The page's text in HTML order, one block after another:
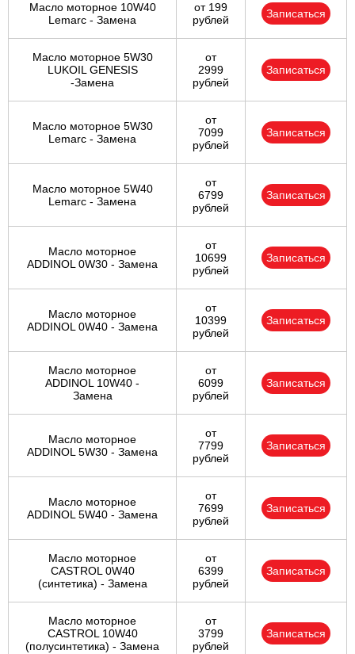
Масло моторное 10W40
Lemarc - Замена
от 199
рублей
Записаться
Масло моторное 5W30
LUKOIL GENESIS
-Замена
от
2999
рублей
Записаться
Масло моторное 5W30
Lemarc - Замена
от
7099
рублей
Записаться
Масло моторное 5W40
Lemarc - Замена
от
6799
рублей
Записаться
Масло моторное
ADDINOL 0W30 - Замена
от
10699
рублей
Записаться
Масло моторное
ADDINOL 0W40 - Замена
от
10399
рублей
Записаться
Масло моторное
ADDINOL 10W40 -
Замена
от
6099
рублей
Записаться
Масло моторное
ADDINOL 5W30 - Замена
от
7799
рублей
Записаться
Масло моторное
ADDINOL 5W40 - Замена
от
7699
рублей
Записаться
Масло моторное
CASTROL 0W40
(синтетика) - Замена
от
6399
рублей
Записаться
Масло моторное
CASTROL 10W40
(полусинтетика) - Замена
от
3799
рублей
Записаться